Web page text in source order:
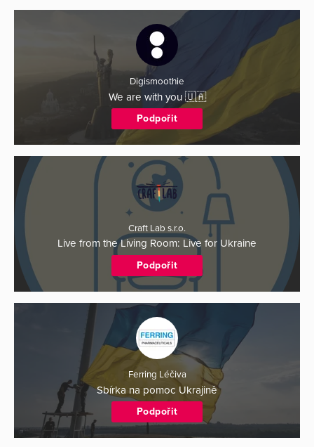
Digismoothie
We are with you 🇺🇦
Podpořit
Craft Lab s.r.o.
Live from the Living Room: Live for Ukraine
Podpořit
Ferring Léčiva
Sbírka na pomoc Ukrajině
Podpořit